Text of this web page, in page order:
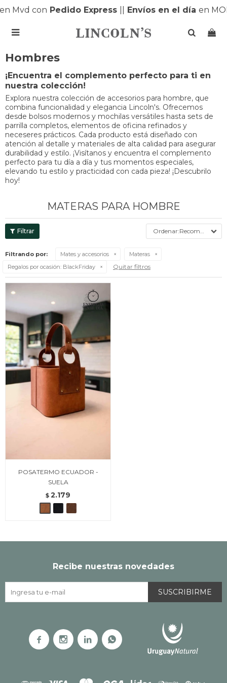
Mvd conPedido Express Envíos en el día en

Hombres
¡Encuentra el complemento perfecto para ti en
nuestra colección!
Explora nuestra colección de accesorios para hombre, que
combina funcionalidad y elegancia Lincoln's. Ofrecemos
desde bolsos modernos y mochilas versátiles hasta sets de
parrilla completos, elementos de oficina refinados y
neceseres prácticos. Cada producto está diseñado con
atención al detalle y materiales de alta calidad para asegurar
durabilidad y estilo. ¡Visítanos y encuentra el complemento
perfecto para tu día a día y tus momentos especiales,
elevando tu estilo y practicidad con cada pieza! ¡Descubrilo
hoy!
MATERAS PARA HOMBRE
Recomendados
Filtrando por: Mates y accesorios
Materas
Regalos por ocasión: BlackFriday Quitar filtros
POSATERMO ECUADOR -
SUELA
$ 2.179
Recibe nuestras novedades
SUSCRIBIRME
   